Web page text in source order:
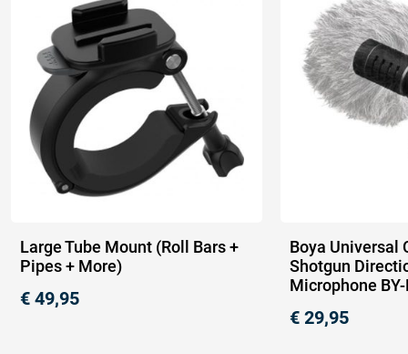
Large Tube Mount (Roll Bars +
Pipes + More)
€ 49,95
Boya Universal
Shotgun
Microphone
€ 29,95